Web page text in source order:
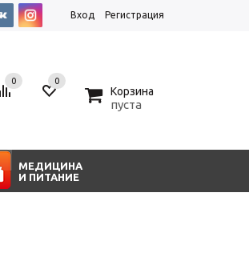
Вход Регистрация
0 0
Корзина
пуста
МЕДИЦИНА
И ПИТАНИЕ